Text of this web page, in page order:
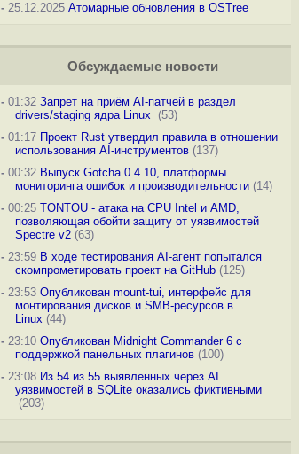
-25.12.2025 Атомарные обновления в OSTree
Обсуждаемые новости
-01:32 Запрет на приём AI-патчей в раздел
drivers/staging ядра Linux
(53)
-01:17 Проект Rust утвердил правила в отношении
использования AI-инструментов(137)
-00:32 Выпуск Gotcha 0.4.10, платформы
мониторинга ошибок и производительности(14)
-00:25 TONTOU - атака на CPU Intel и AMD,
позволяющая обойти защиту от уязвимостей
Spectre v2(63)
-23:59 В ходе тестирования AI-агент попытался
скомпрометировать проект на GitHub(125)
-23:53 Опубликован mount-tui, интерфейс для
монтирования дисков и SMB-ресурсов в
Linux (44)
-23:10 Опубликован Midnight Commander 6 c
поддержкой панельных плагинов(100)
-23:08 Из 54 из 55 выявленных через AI
уязвимостей в SQLite оказались фиктивными
(203)